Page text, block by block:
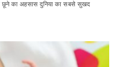
छूने का अहसास दुनिया का सबसे सुखद